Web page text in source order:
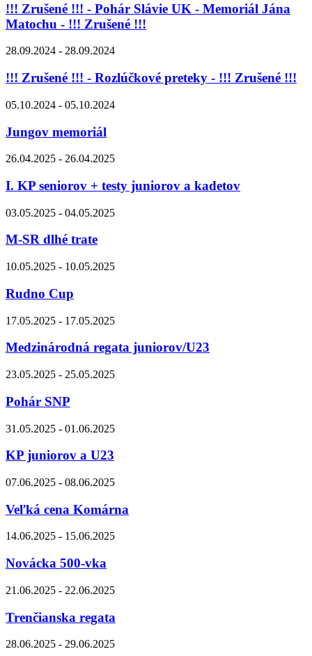
!!! Zrušené !!! - Pohár Slávie UK - Memoriál Jána
Matochu - !!! Zrušené !!!
28.09.2024 - 28.09.2024
!!! Zrušené !!! - Rozlúčkové preteky - !!! Zrušené !!!
05.10.2024 - 05.10.2024
Jungov memoriál
26.04.2025 - 26.04.2025
I. KP seniorov + testy juniorov a kadetov
03.05.2025 - 04.05.2025
M-SR dlhé trate
10.05.2025 - 10.05.2025
Rudno Cup
17.05.2025 - 17.05.2025
Medzinárodná regata juniorov/U23
23.05.2025 - 25.05.2025
Pohár SNP
31.05.2025 - 01.06.2025
KP juniorov a U23
07.06.2025 - 08.06.2025
Veľká cena Komárna
14.06.2025 - 15.06.2025
Novácka 500-vka
21.06.2025 - 22.06.2025
Trenčianska regata
28.06.2025 - 29.06.2025